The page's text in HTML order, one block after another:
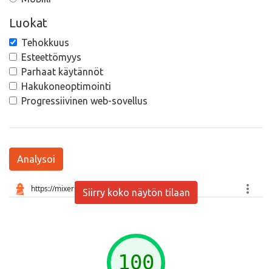
Luokat
Tehokkuus
Esteettömyys
Parhaat käytännöt
Hakukoneoptimointi
Progressiivinen web-sovellus
Analysoi
Siirry koko näytön tilaan